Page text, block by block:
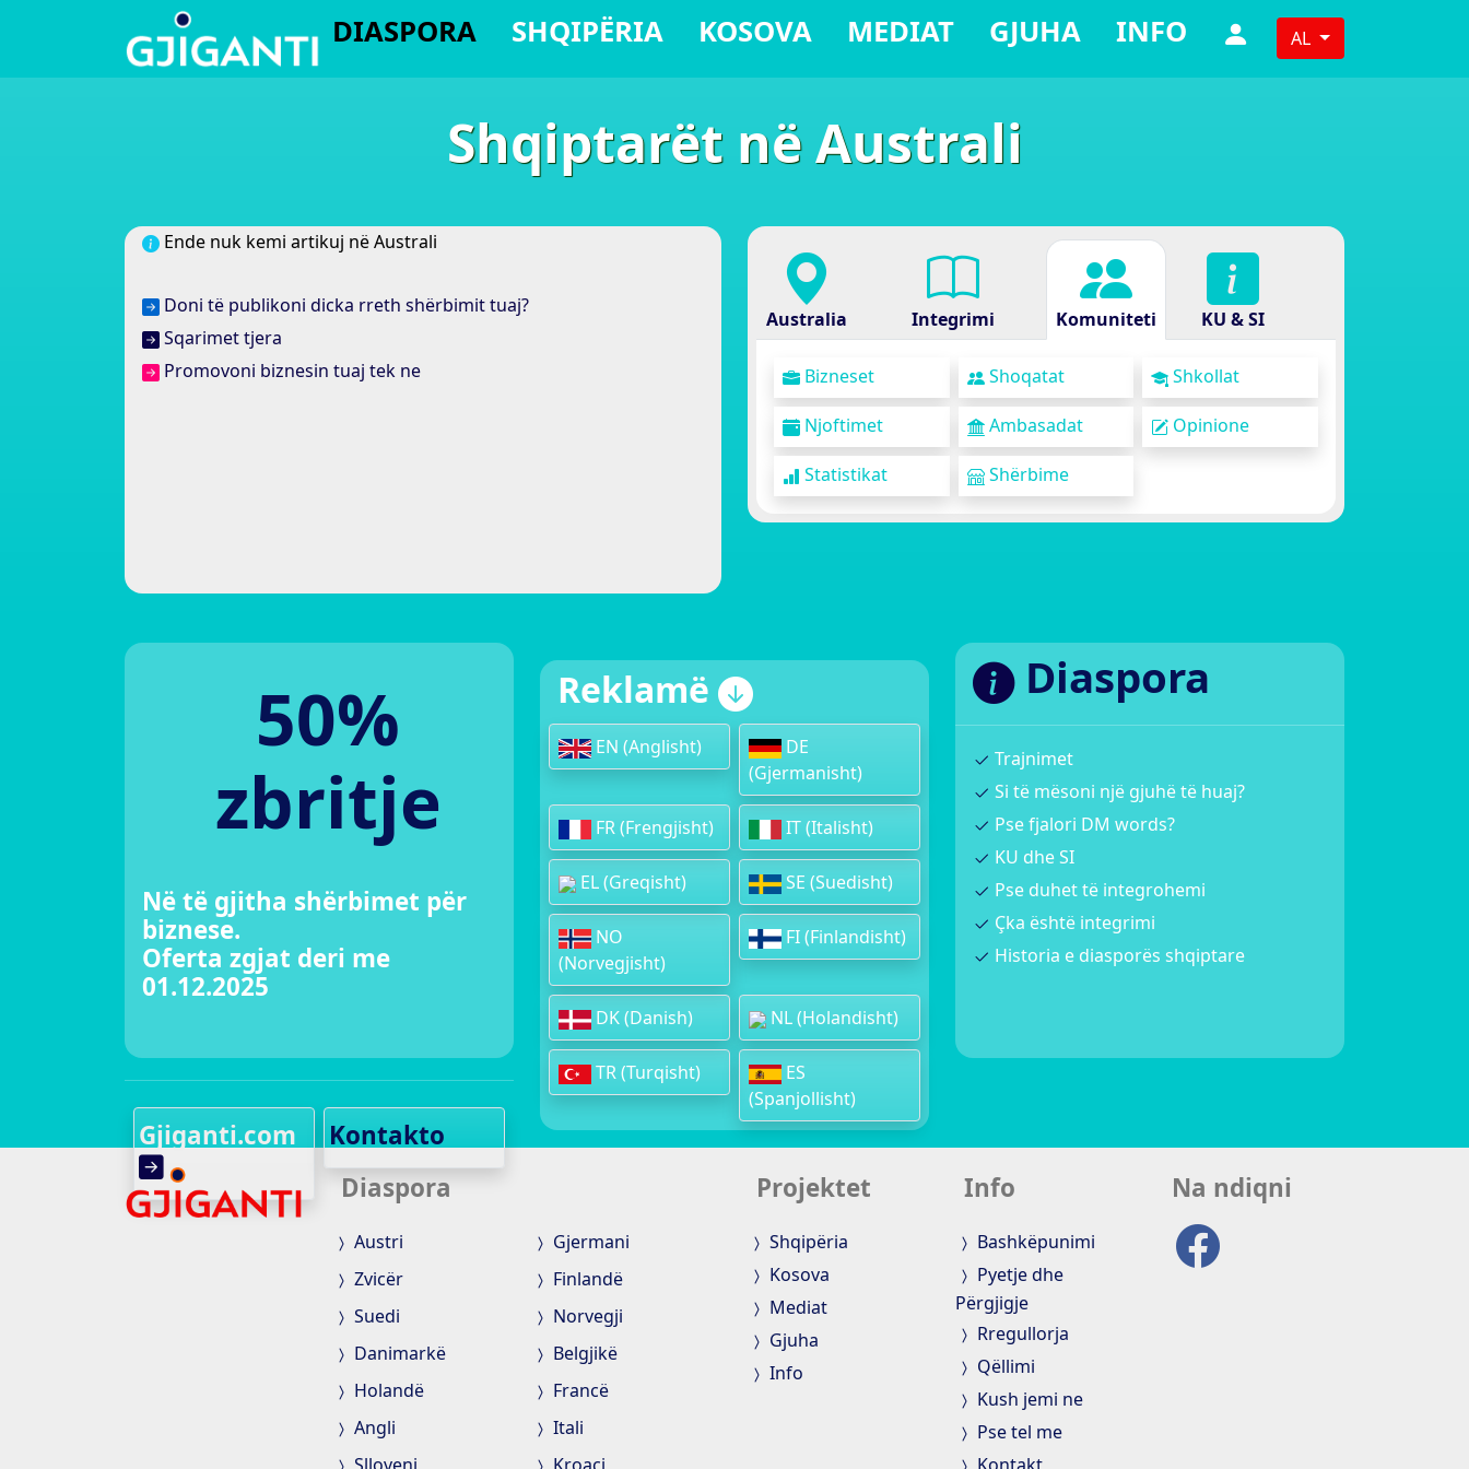
DIASPORA SHQIPËRIA KOSOVA MEDIAT GJUHA INFO AL
Shqiptarët në Australi
Ende nuk kemi artikuj në Australi
Doni të publikoni dicka rreth shërbimit tuaj?
Sqarimet tjera
Promovoni biznesin tuaj tek ne
Australia Integrimi Komuniteti KU & SI
Bizneset Shoqatat Shkollat
Njoftimet Ambasadat Opinione
Statistikat Shërbime
50%
zbritje
Në të gjitha shërbimet për
biznese.
Oferta zgjat deri me
01.12.2025
Gjiganti.com Kontakto
Reklamë
EN (Anglisht)
DE
(Gjermanisht)
FR (Frengjisht) IT (Italisht)
EL (Greqisht) SE (Suedisht)
NO
(Norvegjisht)
FI (Finlandisht)
DK (Danish) NL (Holandisht)
TR (Turqisht)
ES
(Spanjollisht)
Diaspora
Trajnimet
Si të mësoni një gjuhë të huaj?
Pse fjalori DM words?
KU dhe SI
Pse duhet të integrohemi
Çka është integrimi
Historia e diasporës shqiptare
Diaspora
Austri
Gjermani
Zvicër
Finlandë
Suedi
Norvegji
Danimarkë
Belgjikë
Holandë
Francë
Angli
Itali
Projektet
Shqipëria
Kosova
Mediat
Gjuha
Info
Info
Bashkëpunimi
Pyetje dhe
Përgjigje
Rregullorja
Qëllimi
Kush jemi ne
Pse tel me
Na ndiqni